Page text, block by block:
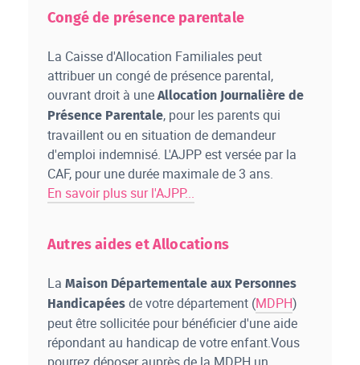
Congé de présence parentale
La Caisse d'Allocation Familiales peut
attribuer un congé de présence parental,
ouvrant droit à uneAllocation Journalière de
Présence Parentale, pour les parents qui
travaillent ou en situation de demandeur
d'emploi indemnisé. L'AJPP est versée par la
CAF, pour une durée maximale de 3 ans.
En savoir plus sur l'AJPP...
Autres aides et Allocations
LaMaison Départementale aux Personnes
Handicapées de votre département (MDPH)
peut être sollicitée pour bénéficier d'une aide
répondant au handicap de votre enfant.Vous